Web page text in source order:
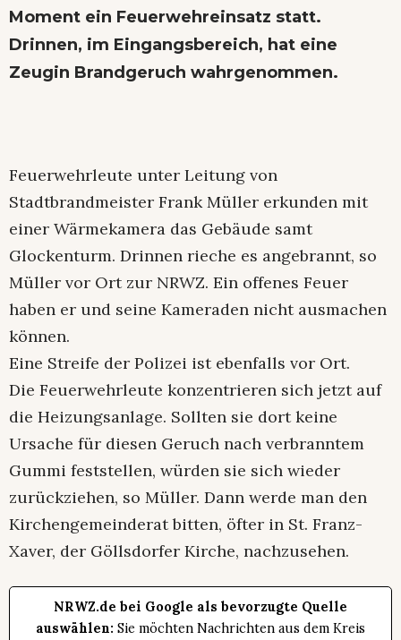
Moment ein Feuerwehreinsatz statt.
Drinnen, im Eingangsbereich, hat eine
Zeugin Brandgeruch wahrgenommen.
Feuerwehrleute unter Leitung von
Stadtbrandmeister Frank Müller erkunden mit
einer Wärmekamera das Gebäude samt
Glockenturm. Drinnen rieche es angebrannt, so
Müller vor Ort zur NRWZ. Ein offenes Feuer
haben er und seine Kameraden nicht ausmachen
können.
Eine Streife der Polizei ist ebenfalls vor Ort.
Die Feuerwehrleute konzentrieren sich jetzt auf
die Heizungsanlage. Sollten sie dort keine
Ursache für diesen Geruch nach verbranntem
Gummi feststellen, würden sie sich wieder
zurückziehen, so Müller. Dann werde man den
Kirchengemeinderat bitten, öfter in St. Franz-
Xaver, der Göllsdorfer Kirche, nachzusehen.
NRWZ.de bei Google als bevorzugte Quelle
auswählen: Sie möchten Nachrichten aus dem Kreis